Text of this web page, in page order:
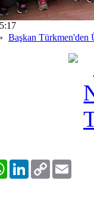
Başkan Türkmen'den
WhatsAppLinkedIn
Copy
Link